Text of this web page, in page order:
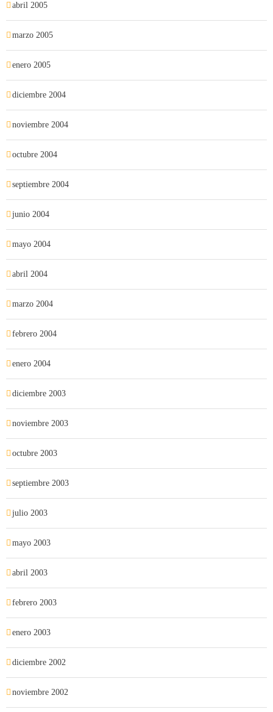
abril 2005
marzo 2005
enero 2005
diciembre 2004
noviembre 2004
octubre 2004
septiembre 2004
junio 2004
mayo 2004
abril 2004
marzo 2004
febrero 2004
enero 2004
diciembre 2003
noviembre 2003
octubre 2003
septiembre 2003
julio 2003
mayo 2003
abril 2003
febrero 2003
enero 2003
diciembre 2002
noviembre 2002